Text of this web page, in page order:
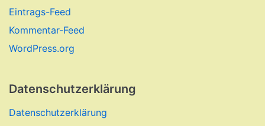
Eintrags-Feed
Kommentar-Feed
WordPress.org
Datenschutzerklärung
Datenschutzerklärung